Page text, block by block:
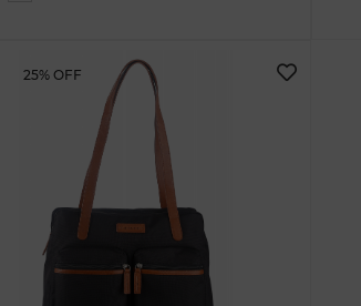
25% OFF